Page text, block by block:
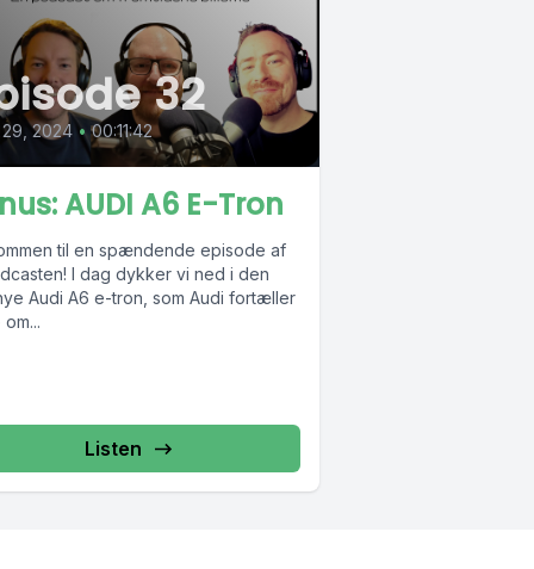
32
2024 • 00:11:42
AUDI A6 E-Tron
til en spændende episode af
I dag dykker vi ned i den
Audi A6 e-tron, som Audi fortæller
Listen